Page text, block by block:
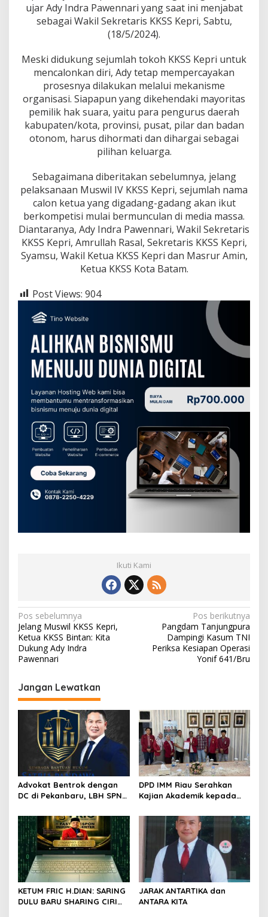
ujar Ady Indra Pawennari yang saat ini menjabat
sebagai Wakil Sekretaris KKSS Kepri, Sabtu,
(18/5/2024).
Meski didukung sejumlah tokoh KKSS Kepri untuk
mencalonkan diri, Ady tetap mempercayakan
prosesnya dilakukan melalui mekanisme
organisasi. Siapapun yang dikehendaki mayoritas
pemilik hak suara, yaitu para pengurus daerah
kabupaten/kota, provinsi, pusat, pilar dan badan
otonom, harus dihormati dan dihargai sebagai
pilihan keluarga.
Sebagaimana diberitakan sebelumnya, jelang
pelaksanaan Muswil IV KKSS Kepri, sejumlah nama
calon ketua yang digadang-gadang akan ikut
berkompetisi mulai bermunculan di media massa.
Diantaranya, Ady Indra Pawennari, Wakil Sekretaris
KKSS Kepri, Amrullah Rasal, Sekretaris KKSS Kepri,
Syamsu, Wakil Ketua KKSS Kepri dan Masrur Amin,
Ketua KKSS Kota Batam.
Post Views: 904
Ikuti Kami
N
a
v
g
a
o
s
Pos sebelumnya
Jelang Muswil KKSS Kepri,
Ketua KKSS Bintan: Kita
Dukung Ady Indra
Pawennari
Pos berikutnya
Pangdam Tanjungpura
Dampingi Kasum TNI
Periksa Kesiapan Operasi
Yonif 641/Bru
Jangan Lewatkan
Advokat Bentrok dengan
DC di Pekanbaru, LBH SPN
Dugaan Premanisme
DPD IMM Riau Serahkan
Kajian Akademik kepada
Keadilan bagi Provinsi Riau
KETUM FRIC H.DIAN: SARING
DULU BARU SHARING CIRI
JARAK ANTARTIKA dan
ANTARA KITA